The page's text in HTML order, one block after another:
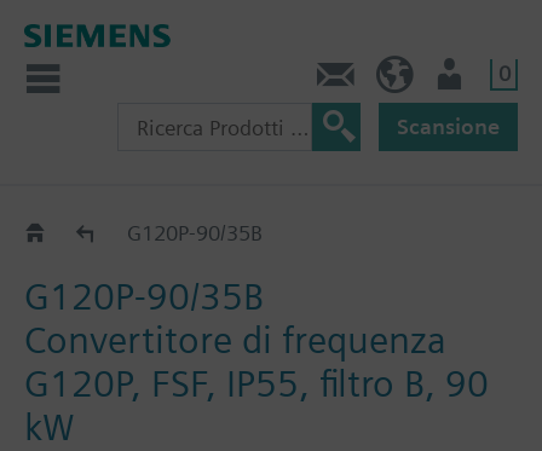
0
Scansione
G120P..5BG120P-90/35B
G120P-90/35B
Convertitore di frequenza
G120P, FSF, IP55, filtro B, 90
kW